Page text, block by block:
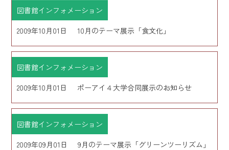
図書館インフォメーション
2009年10月01日
10月のテーマ展示「食文化」
図書館インフォメーション
2009年10月01日
ポーアイ４大学合同展示のお知らせ
図書館インフォメーション
2009年09月01日
9月のテーマ展示「グリーンツーリズム」